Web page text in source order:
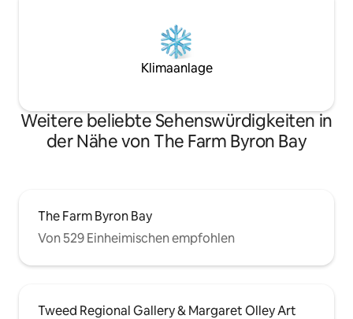
Klimaanlage
Weitere beliebte Sehenswürdigkeiten in
der Nähe von The Farm Byron Bay
The Farm Byron Bay
Von 529 Einheimischen empfohlen
Tweed Regional Gallery & Margaret Olley Art